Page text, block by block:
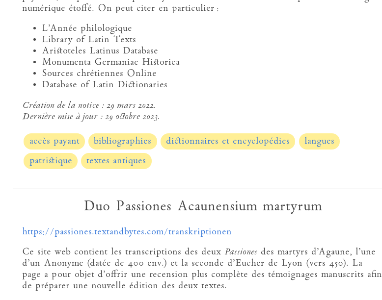
numérique étoffé. On peut citer en particulier :
L’Année philologique
Library of Latin Texts
Aristoteles Latinus Database
Monumenta Germaniae Historica
Sources chrétiennes Online
Database of Latin Dictionaries
Création de la notice : 29 mars 2022.
Dernière mise à jour : 29 octobre 2023.
accès payant bibliographies dictionnaires et encyclopédies
langues
patristique
textes antiques
Duo Passiones Acaunensium martyrum
https://passiones.textandbytes.com/transkriptionen
Ce site web contient les transcriptions des deux Passionesdes martyrs d’Agaune, l’une
d’un Anonyme (datée de 400 env.) et la seconde d’Eucher de Lyon (vers 450). La
page a pour objet d’offrir une recension plus complète des témoignages manuscrits afin
de préparer une nouvelle édition des deux textes.